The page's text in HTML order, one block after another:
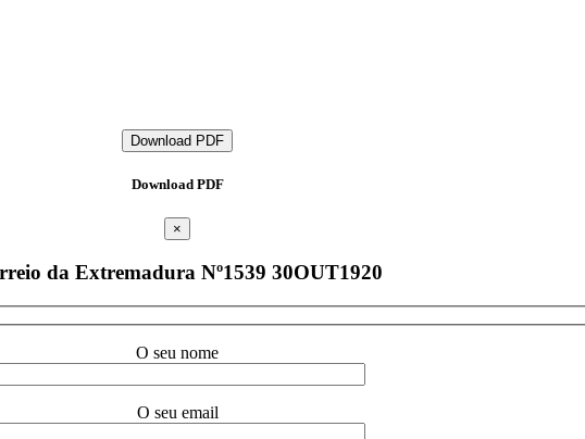
Download PDF
Download PDF
×
da Extremadura Nº1539 30OUT1920
O seu nome
O seu email